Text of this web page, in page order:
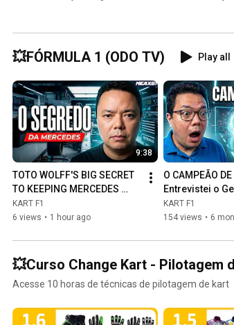
MARINO'94
💥FÓRMULA 1 (ODO TV) Play all
9:38
TOTO WOLFF'S BIG SECRET
TO KEEPING MERCEDES
AHEAD
KART F1
6 views • 1 hour ago
O CAMPEÃO
Entrevistei o
futuro da F1
KART F1
154 views • 6
💥Curso Change Kart - Pilotagem
Acesse 10 horas de técnicas de pilotagem de kart